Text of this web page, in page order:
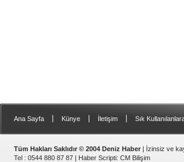
Ana Sayfa Künye İletişim Sık
Tüm Hakları Saklıdır © 2004 Deniz Haber | İzinsiz ve
Tel : 0544 880 87 87 | Haber Scripti: CM Bilişim